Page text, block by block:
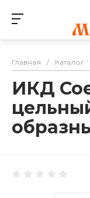
Главная / Каталог
ИКД